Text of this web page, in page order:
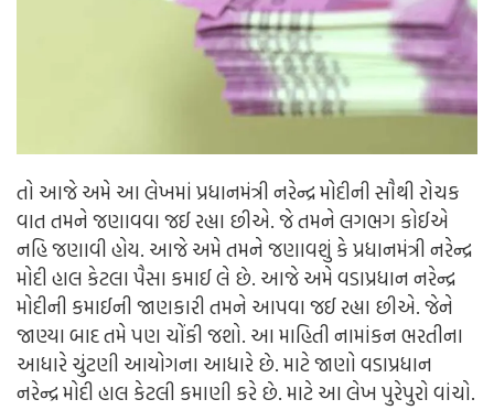
તો આજે અમે આ લેખમાં પ્રધાનમંત્રી નરેન્દ્ર મોદીની સૌથી રોચક
વાત તમને જણાવવા જઈ રહ્યા છીએ. જે તમને લગભગ કોઈએ
નહિ જણાવી હોય. આજે અમે તમને જણાવશું કે પ્રધાનમંત્રી નરેન્દ્ર
મોદી હાલ કેટલા પૈસા કમાઈ લે છે. આજે અમે વડાપ્રધાન નરેન્દ્ર
મોદીની કમાઈની જાણકારી તમને આપવા જઈ રહ્યા છીએ. જેને
જાણ્યા બાદ તમે પણ ચોંકી જશો. આ માહિતી નામાંકન ભરતીના
આધારે ચુંટણી આયોગના આધારે છે. માટે જાણો વડાપ્રધાન
નરેન્દ્ર મોદી હાલ કેટલી કમાણી કરે છે. માટે આ લેખ પુરેપુરો વાંચો.